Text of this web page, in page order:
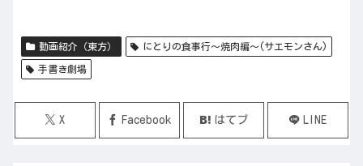
動画紹介（東方） にとりの食事行～焼肉編～(サエモンさん)
手書き劇場
X Facebook はてブ LINE